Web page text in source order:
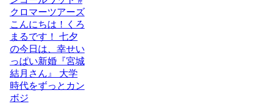
こんにちは！くろ
まるです！ 七夕
の今日は、幸せい
っぱい新婚『宮城
結月さん』 大学
時代をずっとカン
ボジ